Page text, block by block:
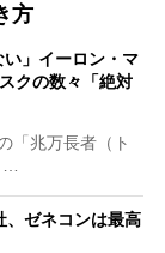
方
い」イーロン・マ
クの数々「絶対
「兆万長者（ト
、ゼネコンは最高